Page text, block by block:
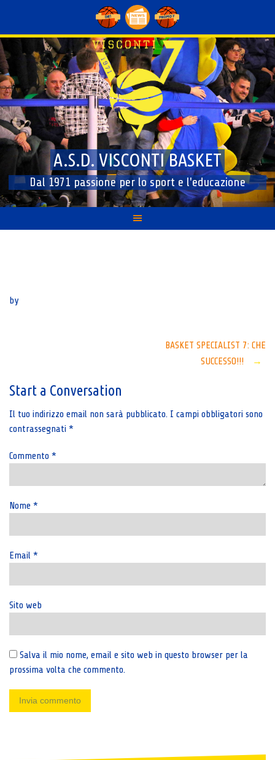
content
A.S.D. VISCONTI BASKET
Dal 1971 passione per lo sport e l'educazione
by
BASKET SPECIALIST 7: CHE
SUCCESSO!!!
→
Start a Conversation
Il tuo indirizzo email non sarà pubblicato. I campi obbligatori sono
contrassegnati *
Commento *
Nome *
Email *
Sito web
Salva il mio nome, email e sito web in questo browser per la
prossima volta che commento.